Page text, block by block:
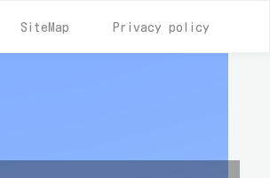
SiteMap Privacy policy